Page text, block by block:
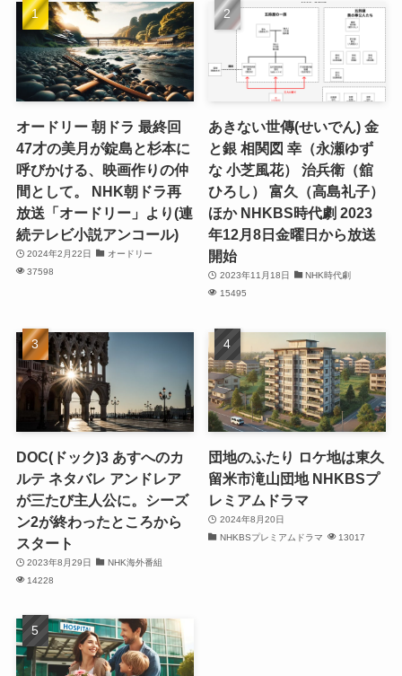
オードリー 朝ドラ 最終回
47才の美月が錠島と杉本に
呼びかける、映画作りの仲
間として。 NHK朝ドラ再
放送「オードリー」より(連
続テレビ小説アンコール)
2024年2月22日
オードリー
37598
あきない世傳(せいでん) 金
と銀 相関図 幸（永瀬ゆず
な 小芝風花） 治兵衛（舘
ひろし） 富久（高島礼子）
ほか NHKBS時代劇 2023
年12月8日金曜日から放送
開始
2023年11月18日
NHK時代劇
15495
DOC(ドック)3 あすへのカ
ルテ ネタバレ アンドレア
が三たび主人公に。シーズ
ン2が終わったところから
スタート
2023年8月29日
NHK海外番組
14228
団地のふたり ロケ地は東久
留米市滝山団地 NHKBSプ
レミアムドラマ
2024年8月20日
NHKBSプレミアムドラマ
13017